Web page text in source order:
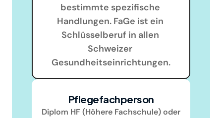
bestimmte spezifische
Handlungen. FaGe ist ein
Schlüsselberuf in allen
Schweizer
Gesundheitseinrichtungen.
Pflegefachperson
Diplom HF (Höhere Fachschule) oder